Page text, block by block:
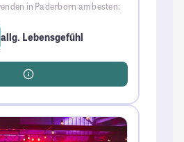
in Paderborn am besten:
allg. Lebensgefühl